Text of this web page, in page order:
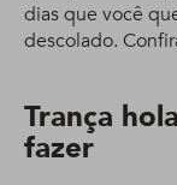
dias que você
descolado.
Trança
fazer